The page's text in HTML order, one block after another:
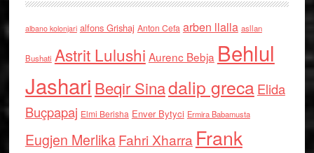
albano kolonjari alfons Grishaj Anton Cefa arben llalla asllan
Bushati Astrit Lulushi Aurenc Bebja Behlul
Jashari Beqir Sinadalip grecaElida
Buçpapaj Elmi Berisha Enver Bytyci Ermira Babamusta
Eugjen MerlikaFahri Xharra Frank